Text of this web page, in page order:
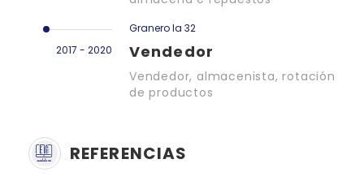
2017 - 2020
Granero la 32
Vendedor
Vendedor, almacenista, rotación
de productos
REFERENCIAS